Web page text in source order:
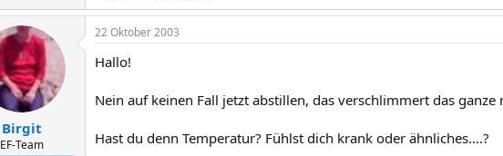
Birgit
EF-Team
22 Oktober 2003
Hallo!
Nein auf keinen Fall jetzt abstillen, das verschlimmert das ganze
Hast du denn Temperatur? Fühlst dich krank oder ähnliches....?